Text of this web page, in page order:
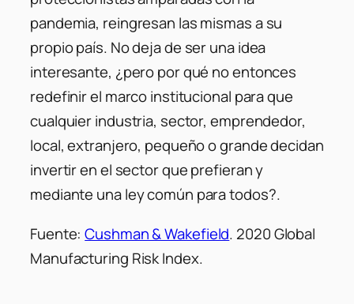
pandemia, reingresan las mismas a su
propio país. No deja de ser una idea
interesante, ¿pero por qué no entonces
redefinir el marco institucional para que
cualquier industria, sector, emprendedor,
local, extranjero, pequeño o grande decidan
invertir en el sector que prefieran y
mediante una ley común para todos?.
Fuente:Cushman & Wakefield. 2020 Global
Manufacturing Risk Index.